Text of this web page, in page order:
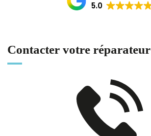
5.0
Contacter votre réparateur